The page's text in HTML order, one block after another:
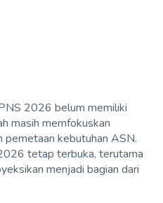
2026 belum memiliki
masih memfokuskan
kebutuhan ASN.
tetap terbuka, terutama
menjadi bagian dari